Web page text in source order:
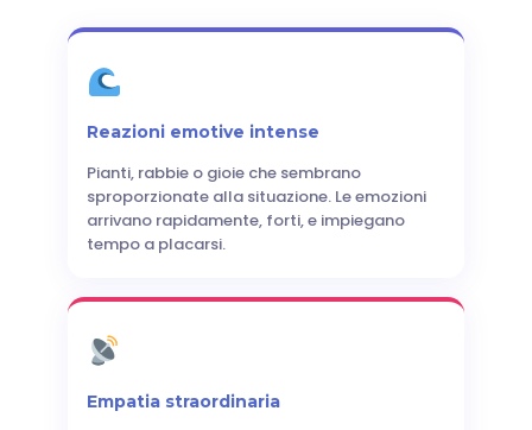
Reazioni emotive intense
Pianti, rabbie o gioie che sembrano
sproporzionate alla situazione. Le emozioni
arrivano rapidamente, forti, e impiegano
tempo a placarsi.
Empatia straordinaria